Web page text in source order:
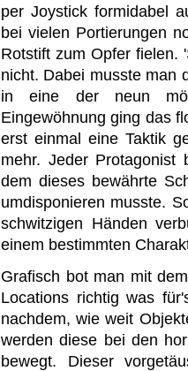
per Joystick formidabel
bei vielen Portierungen
Rotstift zum Opfer fielen.
nicht. Dabei musste man
in eine der neun
Eingewöhnung ging das
erst einmal eine Taktik
mehr. Jeder Protagonist
dem dieses bewährte
umdisponieren musste.
schwitzigen Händen
einem bestimmten
Grafisch bot man mit
Locations richtig was
nachdem, wie weit
werden diese bei den
bewegt. Dieser